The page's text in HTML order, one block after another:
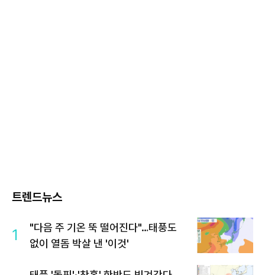
트렌드뉴스
1
"다음 주 기온 뚝 떨어진다"…태풍도
없이 열돔 박살 낸 '이것'